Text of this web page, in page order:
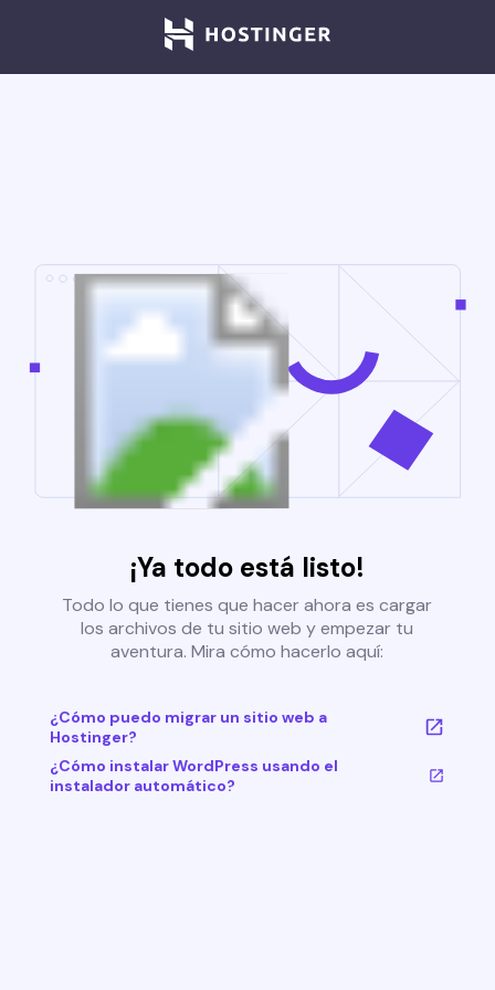
¡Ya todo está listo!
Todo lo que tienes que hacer ahora es cargar
los archivos de tu sitio web y empezar tu
aventura. Mira cómo hacerlo aquí:
¿Cómo puedo migrar un sitio web a
Hostinger?
¿Cómo instalar WordPress usando el
instalador automático?